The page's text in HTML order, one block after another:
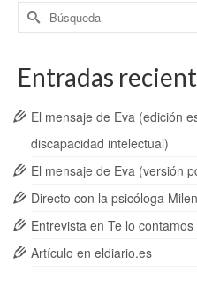
Buscar
por:
Entradas
El mensaje de Eva (edición
discapacidad intelectual)
El mensaje de Eva (versión
Directo con la psicóloga
Entrevista en Te lo
Artículo en eldiario.es